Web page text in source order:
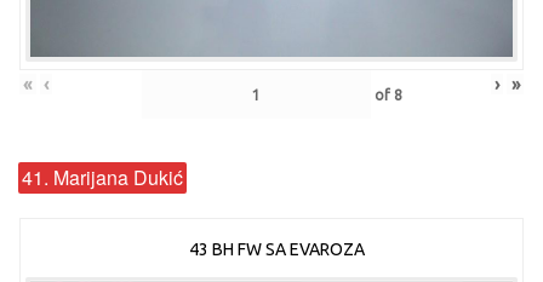
« ‹ of 8 › »
41. Marijana Dukić
43 BH FW SA EVAROZA